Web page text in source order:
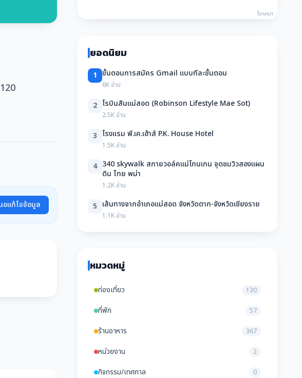
อแก้ไขข้อมูล
โฆษณา
ยอดนิยม
1 ขั้นตอนการสมัคร Gmail แบบทีละขั้นตอน
6K อ่าน
2 โรบินสันแม่สอด (Robinson Lifestyle Mae Sot)
2.5K อ่าน
3 โรงแรม พี.เค.เฮ้าส์ P.K. House Hotel
1.5K อ่าน
4 340 skywalk สกายวอล์คแม่โกนเกน จุดชมวิวสองแผน
ดิน ไทย พม่า
1.2K อ่าน
5 เส้นทางจากอำเภอแม่สอด จังหวัดตาก-จังหวัดเชียงราย
1.1K อ่าน
หมวดหมู่
ท่องเที่ยว 130
ที่พัก 57
ร้านอาหาร 367
หน่วยงาน 2
กิจกรรม/เทศกาล 0